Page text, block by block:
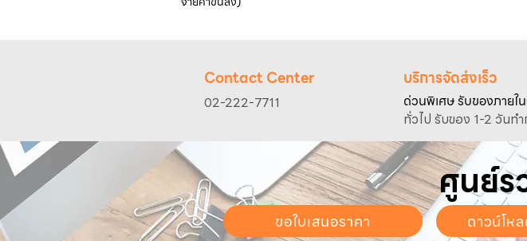
Contact Center
02-222-7711
บริการจัดส่งเร็ว
ด่วนพิเศษ รับของภายใ
ทั่วไป รับของ 1-2 วันทำ
ศูนย์
ขอใบเสนอราคา ดาวน์โห